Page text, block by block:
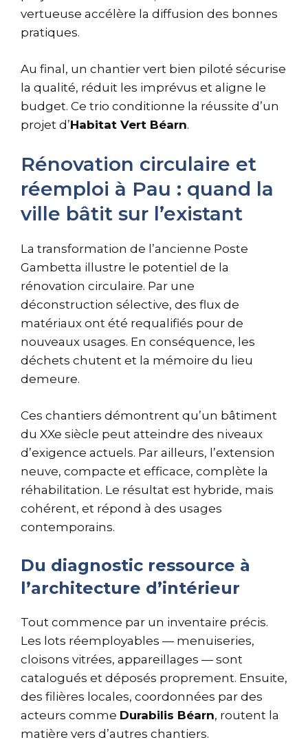
vertueuse accélère la diffusion des bonnes
pratiques.
Au final, un chantier vert bien piloté sécurise
la qualité, réduit les imprévus et aligne le
budget. Ce trio conditionne la réussite d’un
projet d’Habitat Vert Béarn.
Rénovation circulaire et
réemploi à Pau : quand la
ville bâtit sur l’existant
La transformation de l’ancienne Poste
Gambetta illustre le potentiel de la
rénovation circulaire. Par une
déconstruction sélective, des flux de
matériaux ont été requalifiés pour de
nouveaux usages. En conséquence, les
déchets chutent et la mémoire du lieu
demeure.
Ces chantiers démontrent qu’un bâtiment
du XXe siècle peut atteindre des niveaux
d’exigence actuels. Par ailleurs, l’extension
neuve, compacte et efficace, complète la
réhabilitation. Le résultat est hybride, mais
cohérent, et répond à des usages
contemporains.
Du diagnostic ressource à
l’architecture d’intérieur
Tout commence par un inventaire précis.
Les lots réemployables — menuiseries,
cloisons vitrées, appareillages — sont
catalogués et déposés proprement. Ensuite,
des filières locales, coordonnées par des
acteurs comme Durabilis Béarn, routent la
matière vers d’autres chantiers.